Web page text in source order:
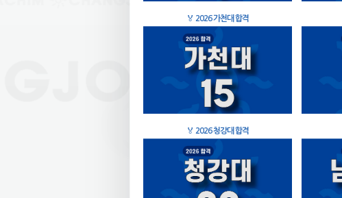
🏅 2026 가천대 합격
🏅 2026 청강대 합격